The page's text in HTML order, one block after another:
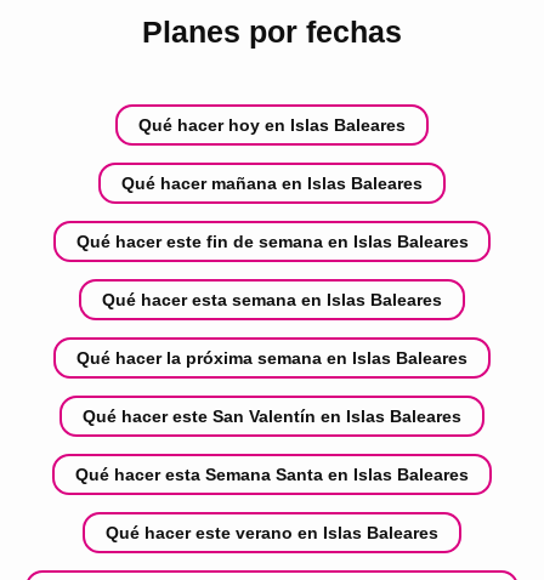
Planes por fechas
Qué hacer hoy en Islas Baleares
Qué hacer mañana en Islas Baleares
Qué hacer este fin de semana en Islas Baleares
Qué hacer esta semana en Islas Baleares
Qué hacer la próxima semana en Islas Baleares
Qué hacer este San Valentín en Islas Baleares
Qué hacer esta Semana Santa en Islas Baleares
Qué hacer este verano en Islas Baleares